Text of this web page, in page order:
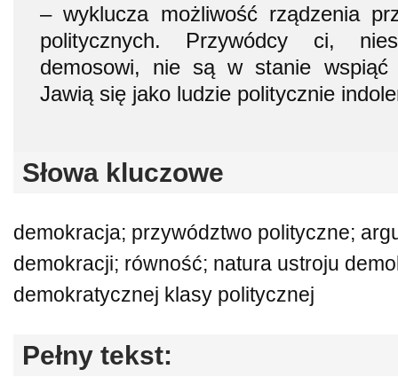
– wyklucza możliwość rządzenia
politycznych. Przywódcy ci,
demosowi, nie są w stanie wspiąć
Jawią się jako ludzie politycznie
Słowa kluczowe
demokracja; przywództwo polityczne;
demokracji; równość; natura ustroju
demokratycznej klasy politycznej
Pełny tekst: